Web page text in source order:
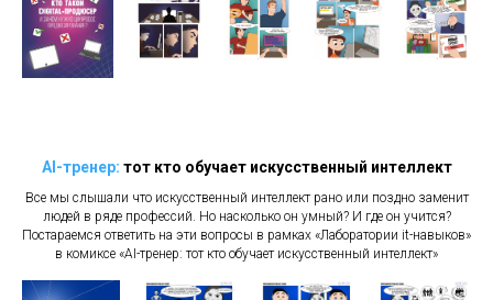
AI-тренер: тот кто обучает искусственный интеллект
Все мы слышали что искусственный интеллект рано или поздно заменит
людей в ряде профессий. Но насколько он умный? И где он учится?
Постараемся ответить на эти вопросы в рамках «Лаборатории it-навыков»
в комиксе «AI-тренер: тот кто обучает искусственный интеллект»